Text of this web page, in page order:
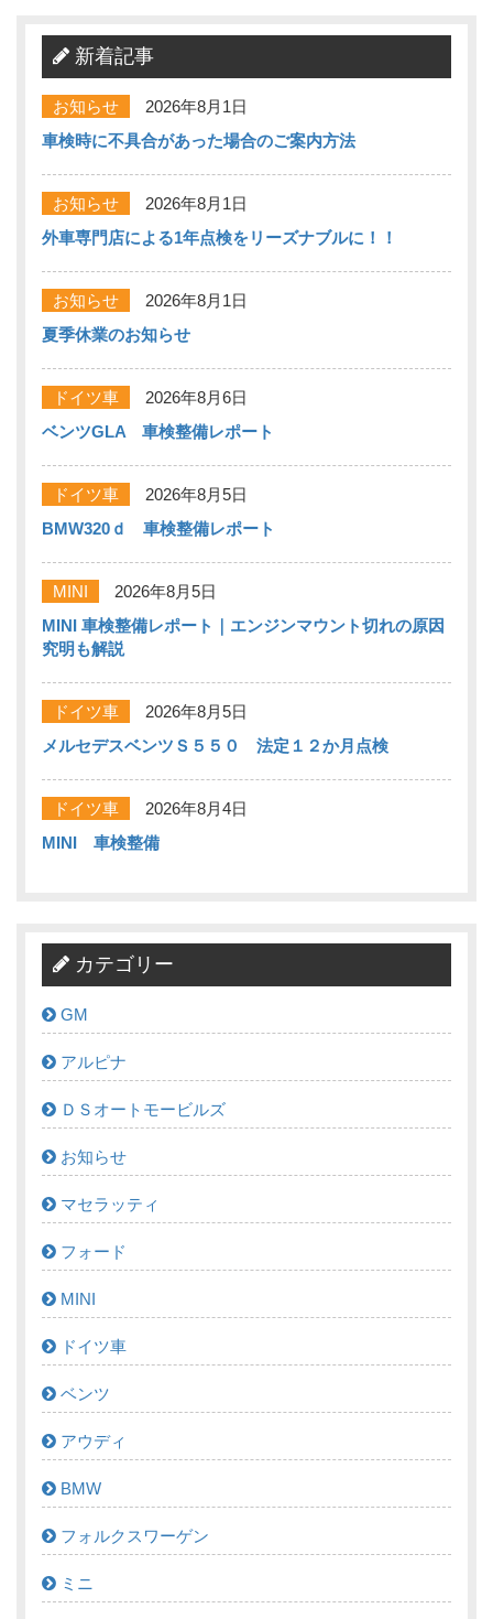
新着記事
お知らせ
2026年8月1日
車検時に不具合があった場合のご案内方法
お知らせ
2026年8月1日
外車専門店による1年点検をリーズナブルに！！
お知らせ
2026年8月1日
夏季休業のお知らせ
ドイツ車
2026年8月6日
ベンツGLA 車検整備レポート
ドイツ車
2026年8月5日
BMW320ｄ 車検整備レポート
MINI
2026年8月5日
MINI 車検整備レポート｜エンジンマウント切れの原因
究明も解説
ドイツ車
2026年8月5日
メルセデスベンツＳ５５０ 法定１２か月点検
ドイツ車
2026年8月4日
MINI 車検整備
カテゴリー
GM
アルピナ
ＤＳオートモービルズ
お知らせ
マセラッティ
フォード
MINI
ドイツ車
ベンツ
アウディ
BMW
フォルクスワーゲン
ミニ